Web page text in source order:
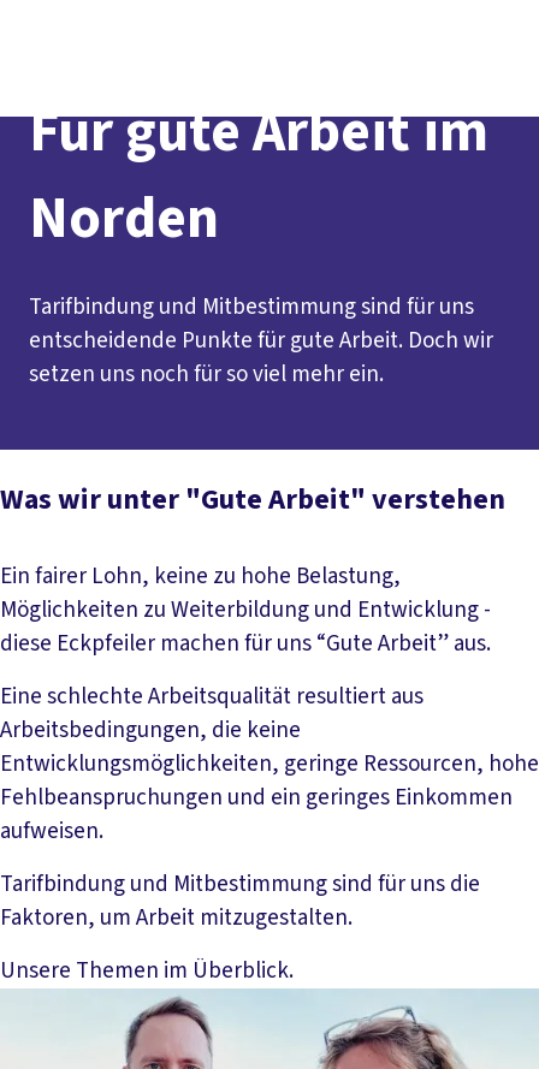
Service
Mitmachen
Für gute Arbeit im
Norden
Tarifbindung und Mitbestimmung sind für uns
entscheidende Punkte für gute Arbeit. Doch wir
setzen uns noch für so viel mehr ein.
Was wir unter "Gute Arbeit" verstehen
Ein fairer Lohn, keine zu hohe Belastung,
Möglichkeiten zu Weiterbildung und Entwicklung -
diese Eckpfeiler machen für uns “Gute Arbeit” aus.
Eine schlechte Arbeitsqualität resultiert aus
Arbeitsbedingungen, die keine
Entwicklungsmöglichkeiten, geringe Ressourcen, hohe
Fehlbeanspruchungen und ein geringes Einkommen
aufweisen.
Tarifbindung und Mitbestimmung sind für uns die
Faktoren, um Arbeit mitzugestalten.
Unsere Themen im Überblick.